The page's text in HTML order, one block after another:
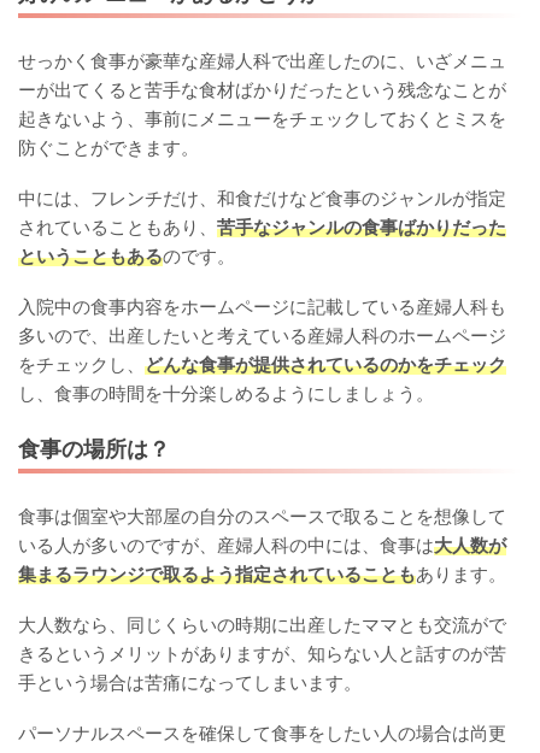
せっかく食事が豪華な産婦人科で出産したのに、いざメニュ
ーが出てくると苦手な食材ばかりだったという残念なことが
起きないよう、事前にメニューをチェックしておくとミスを
防ぐことができます。
中には、フレンチだけ、和食だけなど食事のジャンルが指定
されていることもあり、 苦手なジャンルの食事ばかりだった
ということもあるのです。
入院中の食事内容をホームページに記載している産婦人科も
多いので、出産したいと考えている産婦人科のホームページ
をチェックし、 どんな食事が提供されているのかをチェック
し、食事の時間を十分楽しめるようにしましょう。
食事の場所は？
食事は個室や大部屋の自分のスペースで取ることを想像して
いる人が多いのですが、産婦人科の中には、食事は大人数が
集まるラウンジで取るよう指定されていることもあります。
大人数なら、同じくらいの時期に出産したママとも交流がで
きるというメリットがありますが、知らない人と話すのが苦
手という場合は苦痛になってしまいます。
パーソナルスペースを確保して食事をしたい人の場合は尚更